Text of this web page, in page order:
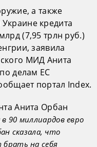
а также
кредита
(7,95 трлн руб.)
заявила
МИД Анита
делам ЕС
портал Index.
Анита Орбан
90 миллиардов евро
сказала, что
брать на себя